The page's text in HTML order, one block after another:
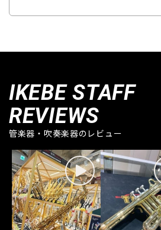
IKEBE STAFF
REVIEWS
管楽器・吹奏楽器のレビュー